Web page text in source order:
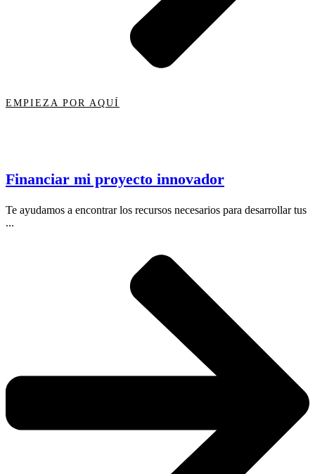
EMPIEZA POR AQUÍ
Financiar mi proyecto innovador
Te ayudamos a encontrar los recursos necesarios para desarrollar tus
...